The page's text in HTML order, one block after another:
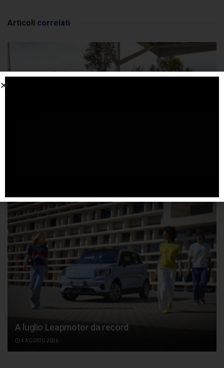
Articoli correlati
A luglio Leapmotor da record
4 AGOSTO 2026